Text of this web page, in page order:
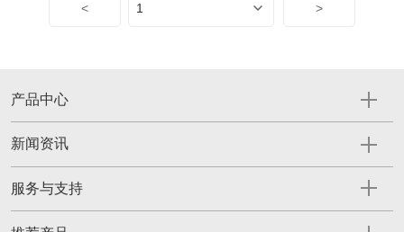
< >
产品中心
新闻资讯
服务与支持